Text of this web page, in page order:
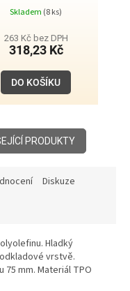
Skladem (8 ks)
263 Kč bez DPH
318,23 Kč
DO KOŠÍKU
PRODUKTY
Diskuze
Hladký
vrstvě.
75 mm. Materiál TPO